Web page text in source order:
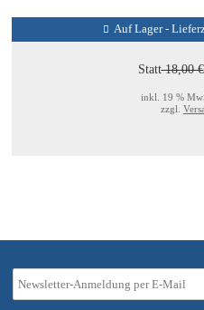
Auf Lager -
Statt18,00 €
inkl. 19 %
zzgl.